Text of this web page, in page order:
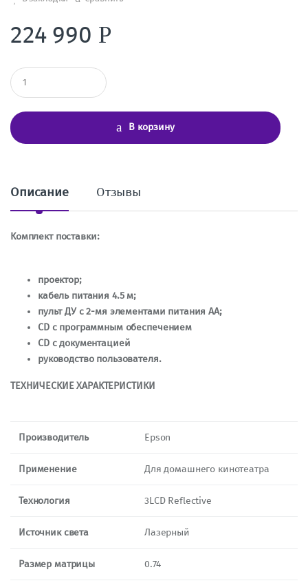
224 990 Р
К
о
ч
е
В корзину
Описание Отзывы
Комплект поставки:
проектор;
кабель питания 4.5 м;
пульт ДУ с 2-мя элементами питания AA;
CD с программным обеспечением
CD с документацией
руководство пользователя.
ТЕХНИЧЕСКИЕ ХАРАКТЕРИСТИКИ
Производитель Epson
Применение Для домашнего кинотеатра
Технология 3LCD Reflective
Источник света Лазерный
Размер матрицы 0.74